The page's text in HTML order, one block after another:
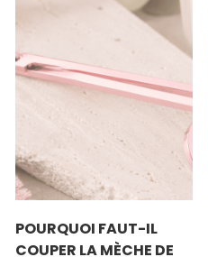
POURQUOI FAUT-IL
COUPER LA MÈCHE DE